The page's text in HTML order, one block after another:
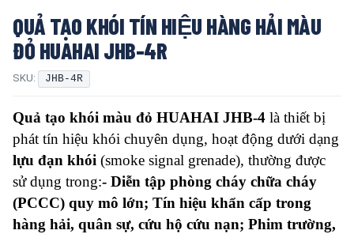
QUẢ TẠO KHÓI TÍN HIỆU HÀNG HẢI MÀU
ĐỎ HUAHAI JHB-4R
SKU: JHB-4R
Quả tạo khói màu đỏ HUAHAI JHB-4 là thiết bị
phát tín hiệu khói chuyên dụng, hoạt động dưới dạng
lựu đạn khói (smoke signal grenade), thường được
sử dụng trong:- Diễn tập phòng cháy chữa cháy
(PCCC) quy mô lớn; Tín hiệu khẩn cấp trong
hàng hải, quân sự, cứu hộ cứu nạn; Phim trường,